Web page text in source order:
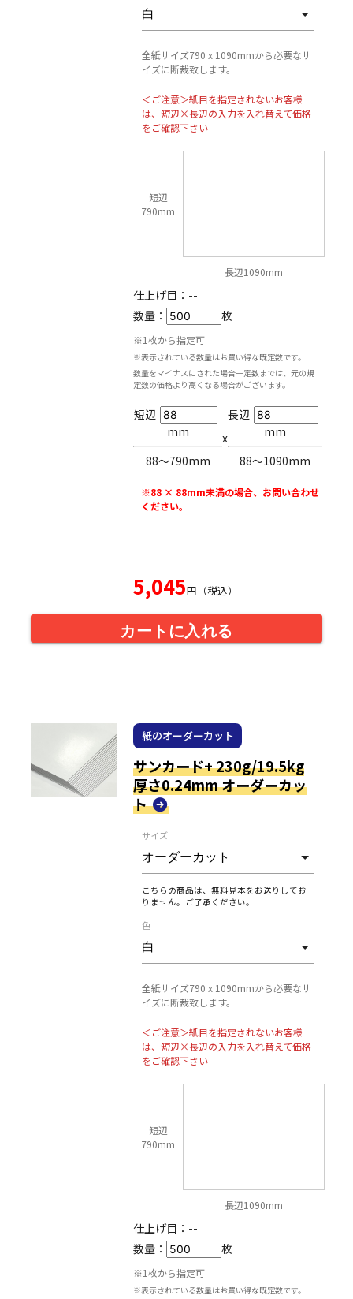
全紙サイズ790 x 1090mmから必要なサ
イズに断裁致します。
＜ご注意＞紙目を指定されないお客様
は、短辺×長辺の入力を入れ替えて価格
をご確認下さい
短辺
790mm
長辺1090mm
仕上げ目： --
数量：
枚
※1枚から指定可
※表示されている数量はお買い得な既定数です。
数量をマイナスにされた場合一定数までは、元の規
定数の価格より高くなる場合がございます。
短辺
mm
88〜790mm
x
長辺
mm
88〜1090mm
※88 × 88mm未満の場合、お問い合わせ
ください。
5,045円（税込）
カートに入れる
紙のオーダーカット
サンカード+ 230g/19.5kg
厚さ0.24mm オーダーカッ
ト
サイズ
こちらの商品は、無料見本をお送りしてお
りません。ご了承ください。
色
全紙サイズ790 x 1090mmから必要なサ
イズに断裁致します。
＜ご注意＞紙目を指定されないお客様
は、短辺×長辺の入力を入れ替えて価格
をご確認下さい
短辺
790mm
長辺1090mm
仕上げ目： --
数量：
枚
※1枚から指定可
※表示されている数量はお買い得な既定数です。